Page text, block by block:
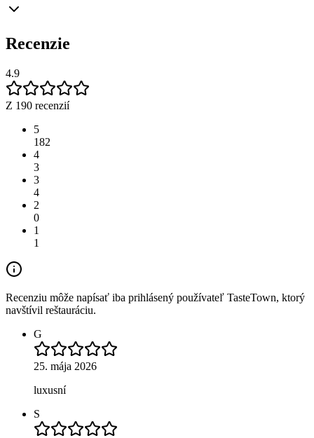
Recenzie
4.9
Z 190 recenzií
5
182
4
3
3
4
2
0
1
1
Recenziu môže napísať iba prihlásený používateľ TasteTown, ktorý
navštívil reštauráciu.
G
25. mája 2026
luxusní
S